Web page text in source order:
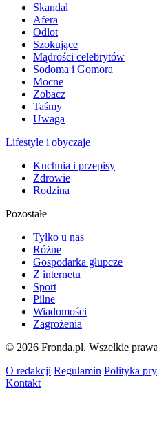
Skandal
Afera
Odlot
Szokujące
Mądrości celebrytów
Sodoma i Gomora
Mocne
Zobacz
Taśmy
Uwaga
Lifestyle i obyczaje
Kuchnia i przepisy
Zdrowie
Rodzina
Pozostałe
Tylko u nas
Różne
Gospodarka głupcze
Z internetu
Sport
Pilne
Wiadomości
Zagrożenia
© 2026 Fronda.pl. Wszelkie
O redakcji Regulamin Polityka
Kontakt